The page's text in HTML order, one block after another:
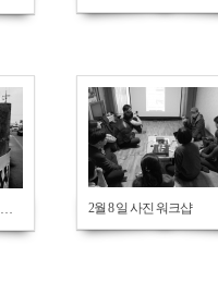
2월 8 일 사진 워크샵전 격포항 산책 2월 8 일 사진 워크샵
706